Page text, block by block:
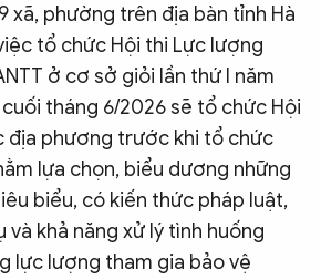
xã, phường trên địa bàn tỉnh Hà
tổ chức Hội thi Lực lượng
ở cơ sở giỏi lần thứ I năm
tháng 6/2026 sẽ tổ chức Hội
địa phương trước khi tổ chức
lựa chọn, biểu dương những
biểu, có kiến thức pháp luật,
và khả năng xử lý tình huống
lực lượng tham gia bảo vệ